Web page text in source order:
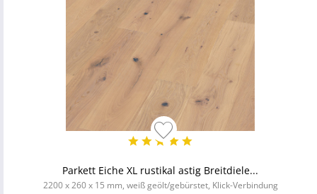
Parkett Eiche XL rustikal astig Breitdiele...
2200 x 260 x 15 mm, weiß geölt/gebürstet, Klick-Verbindung